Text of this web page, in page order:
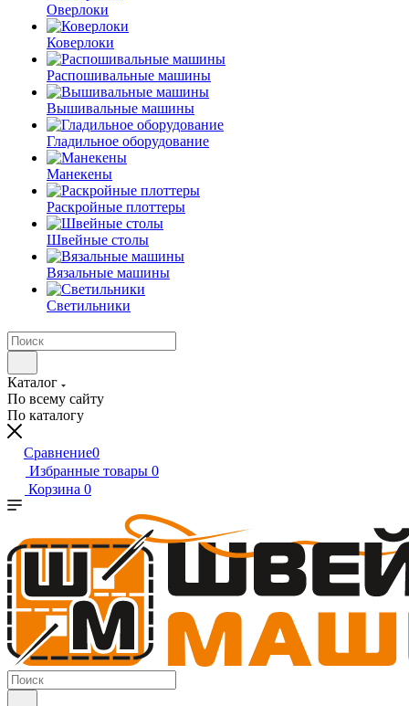
Оверлоки
Коверлоки
Распошивальные машины
Вышивальные машины
Гладильное оборудование
Манекены
Раскройные плоттеры
Швейные столы
Вязальные машины
Светильники
Каталог
По всему сайту
По каталогу
Сравнение0
Избранные товары 0
Корзина 0